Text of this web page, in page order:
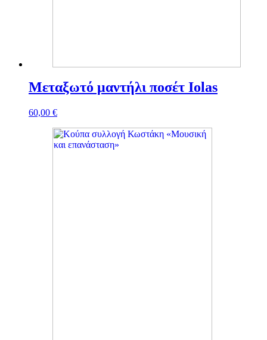
Μεταξωτό μαντήλι ποσέτ Iolas
60,00 €